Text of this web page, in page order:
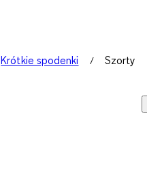
Krótkie spodenki
Szorty